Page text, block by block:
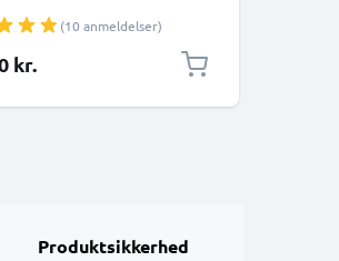
G7X SX530 HS IXUS 185
opladning af datakabel til
1A Opladerledning PVC -
(10 anmeldelser)
kr.
Produktsikkerhed